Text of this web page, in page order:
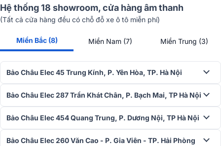
mảng loa cho góc phủ âm cực lớn với tần số đáp tuyến 77Hz -
20KHz, người nghe dù ngồi xa sân khấu vẫn cảm nhận được âm
CÓ THỂ BẠN QUAN TÂM:
>>Loa array Alto SXA 30phù hợp với sự kiện âm thanh lớn, chuyên
nghiệp với hiệu suất khủng.
Loa Alto TX315
Loa karaoke Alto TX315được thiết kế tại Mỹ bởi các kỹ sư hàng
đầu đến từ thương hiệu Alto danh tiếng. Sản phẩm gây ấn tượng bởi
vẻ ngoài khỏe khoắn, tông đen sang trọng và hiện đại, là lựa chọn
hàng đầu của nhiều người dùng trên toàn thế giới. TX315 là loa liền
Hệ thống 18 showroom, cửa hàng âm thanh
(Tất cả cửa hàng đều có chỗ đỗ xe ô tô miễn phí)
Miền Bắc (8) Miền Nam (7) Miền Trung (3)
Bảo Châu Elec 45 Trung Kính, P. Yên Hòa, TP. Hà Nội
Bảo Châu Elec 287 Trần Khát Chân, P. Bạch Mai, TP Hà Nội
Bảo Châu Elec 454 Quang Trung, P. Dương Nội, TP Hà Nội
Bảo Châu Elec 260 Văn Cao - P. Gia Viên - TP. Hải Phòng